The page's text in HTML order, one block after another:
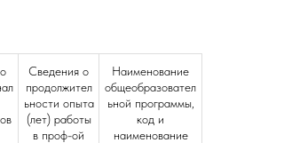
Сведения о
продолжител
ьности опыта
(лет) работы
в проф-ой
Наименование
общеобразовател
ьной программы,
код и
наименование